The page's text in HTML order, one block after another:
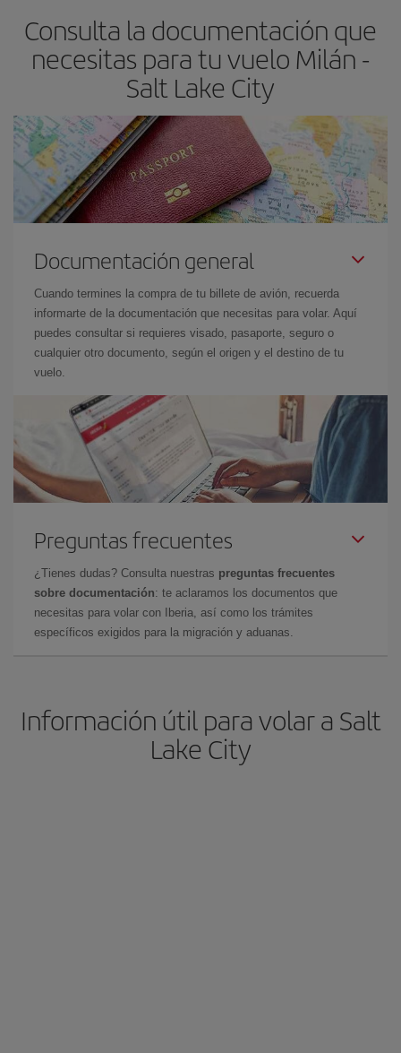
Consulta la documentación que
necesitas para tu vuelo Milán -
Salt Lake City
Documentación general
Cuando termines la compra de tu billete de avión, recuerda
informarte de la documentación que necesitas para volar. Aquí
puedes consultar si requieres visado, pasaporte, seguro o
cualquier otro documento, según el origen y el destino de tu
vuelo.
Preguntas frecuentes
¿Tienes dudas? Consulta nuestras preguntas frecuentes
sobre documentación: te aclaramos los documentos que
necesitas para volar con Iberia, así como los trámites
específicos exigidos para la migración y aduanas.
Información útil para volar a Salt
Lake City